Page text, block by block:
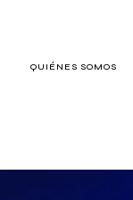
QUIÉNES SOMOS